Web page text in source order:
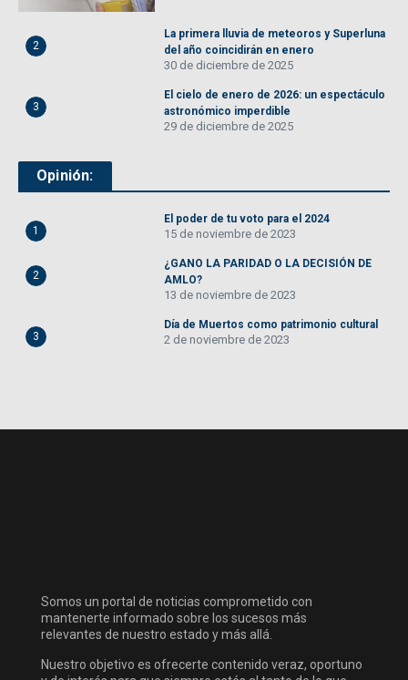
2
La primera lluvia de meteoros y Superluna
del año coincidirán en enero
30 de diciembre de 2025
3
El cielo de enero de 2026: un espectáculo
astronómico imperdible
29 de diciembre de 2025
Opinión:
1
El poder de tu voto para el 2024
15 de noviembre de 2023
2
¿GANO LA PARIDAD O LA DECISIÓN DE
AMLO?
13 de noviembre de 2023
3
Día de Muertos como patrimonio cultural
2 de noviembre de 2023
Somos un portal de noticias comprometido con
mantenerte informado sobre los sucesos más
relevantes de nuestro estado y más allá.
Nuestro objetivo es ofrecerte contenido veraz, oportuno